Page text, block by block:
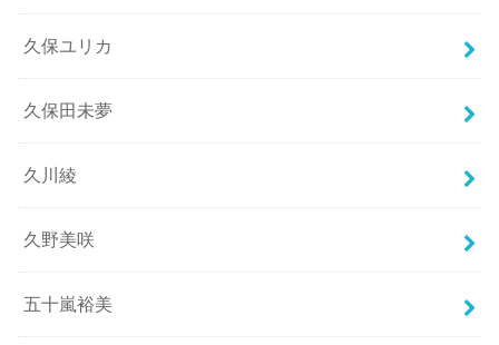
久保ユリカ
久保田未夢
久川綾
久野美咲
五十嵐裕美